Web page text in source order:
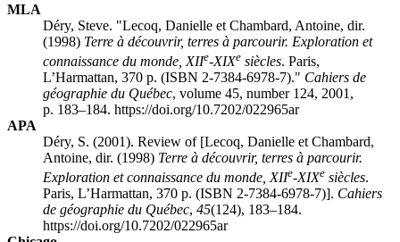
MLA
Déry, Steve. "Lecoq, Danielle et Chambard, Antoine, dir.
(1998) Terre à découvrir, terres à parcourir. Exploration et
connaissance du monde, XIIe-XIXe siècles. Paris,
L’Harmattan, 370 p. (ISBN 2-7384-6978-7)." Cahiers de
géographie du Québec, volume 45, number 124, 2001,
p. 183–184. https://doi.org/10.7202/022965ar
APA
Déry, S. (2001). Review of [Lecoq, Danielle et Chambard,
Antoine, dir. (1998) Terre à découvrir, terres à parcourir.
Exploration et connaissance du monde, XIIe-XIXe siècles.
Paris, L’Harmattan, 370 p. (ISBN 2-7384-6978-7)]. Cahiers
de géographie du Québec, 45(124), 183–184.
https://doi.org/10.7202/022965ar